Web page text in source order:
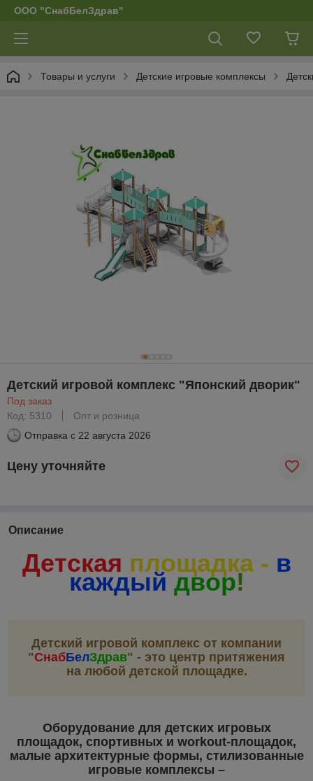
ООО "СнабБелЗдрав"
Товары и услуги Детские игровые комплексы
Детский игровой комплекс "Японский дворик"
Под заказ
Код: 5310
Опт и розница
Отправка с 22 августа 2026
Цену уточняйте
Описание
Детская площадка - в
каждый двор!
Детский игровой комплекс от компании
"СнабБелЗдрав" - это центр притяжения
на любой детской площадке.
Оборудование для детских игровых
площадок, спортивных и workout-площадок,
малые архитектурные формы, стилизованные
игровые комплексы –